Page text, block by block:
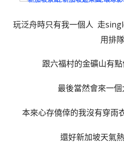
玩泛舟時只有我一個人 走
用排隊
跟六福村的金礦山有
最後當然會來一
本來心存僥倖的我沒有穿雨
還好新加坡天氣